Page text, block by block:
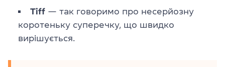
Tiff — так говоримо про несерйозну
коротеньку суперечку, що швидко
вирішується.